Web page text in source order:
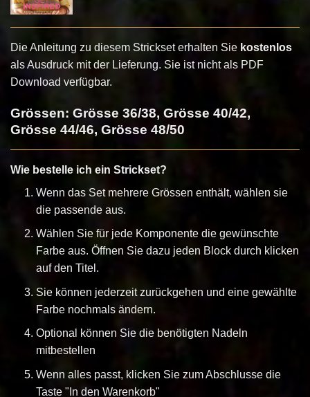
Die Anleitung zu diesem Strickset erhalten Sie kostenlos
als Ausdruck mit der Lieferung. Sie ist nicht als PDF
Download verfügbar.
Grössen: Grösse 36/38, Grösse 40/42,
Grösse 44/46, Grösse 48/50
Wie bestelle ich ein Strickset?
Wenn das Set mehrere Grössen enthält, wählen sie
die passende aus.
Wählen Sie für jede Komponente die gewünschte
Farbe aus. Öffnen Sie dazu jeden Block durch klicken
auf den Titel.
Sie können jederzeit zurückgehen und eine gewählte
Farbe nochmals ändern.
Optional können Sie die benötigten Nadeln
mitbestellen
Wenn alles passt, klicken Sie zum Abschlusse die
Taste "In den Warenkorb"